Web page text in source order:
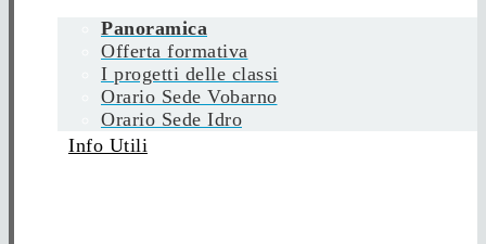
Panoramica
Offerta formativa
I progetti delle classi
Orario Sede Vobarno
Orario Sede Idro
Info Utili